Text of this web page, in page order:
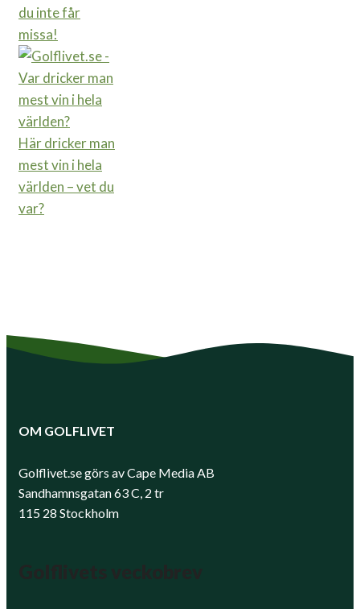
du inte får
missa!
Här dricker man
mest vin i hela
världen – vet du
var?
OM GOLFLIVET
Golflivet.se görs av Cape Media AB
Sandhamnsgatan 63 C, 2 tr
115 28 Stockholm